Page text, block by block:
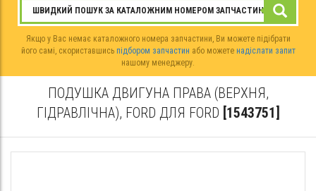
Якщо у Вас немає каталожного номера запчастини, Ви можете підібрати
його самі, скориставшись підбором запчастин або можете надіслати запит
нашому менеджеру.
ПОДУШКА ДВИГУНА ПРАВА (ВЕРХНЯ,
ГІДРАВЛІЧНА), FORD ДЛЯ FORD [1543751]